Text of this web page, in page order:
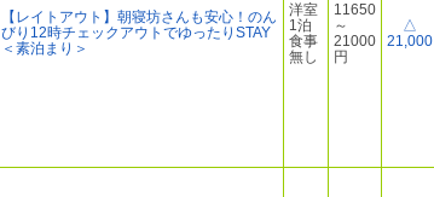
【レイトアウト】朝寝坊さんも安心！のん
びり12時チェックアウトでゆったりSTAY
＜素泊まり＞
洋室
1泊
食事
無し
11650
～
21000
円
△
21,000